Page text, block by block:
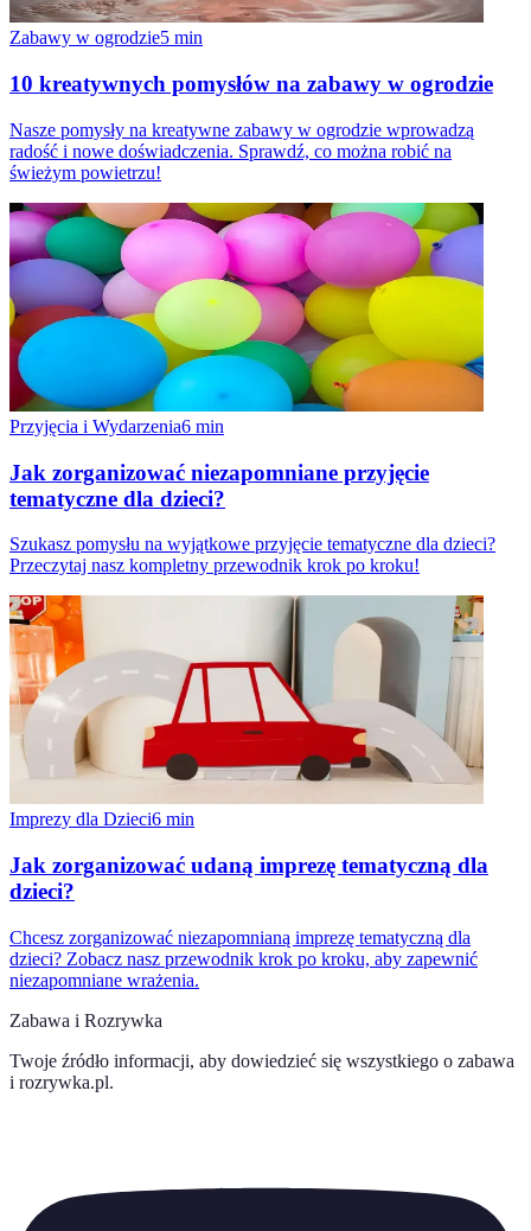
Zabawy w ogrodzie5 min
10 kreatywnych pomysłów na zabawy w ogrodzie
Nasze pomysły na kreatywne zabawy w ogrodzie wprowadzą
radość i nowe doświadczenia. Sprawdź, co można robić na
świeżym powietrzu!
Przyjęcia i Wydarzenia6 min
Jak zorganizować niezapomniane przyjęcie
tematyczne dla dzieci?
Szukasz pomysłu na wyjątkowe przyjęcie tematyczne dla dzieci?
Przeczytaj nasz kompletny przewodnik krok po kroku!
Imprezy dla Dzieci6 min
Jak zorganizować udaną imprezę tematyczną dla
dzieci?
Chcesz zorganizować niezapomnianą imprezę tematyczną dla
dzieci? Zobacz nasz przewodnik krok po kroku, aby zapewnić
niezapomniane wrażenia.
Zabawa i Rozrywka
Twoje źródło informacji, aby dowiedzieć się wszystkiego o zabawa
i rozrywka.pl.